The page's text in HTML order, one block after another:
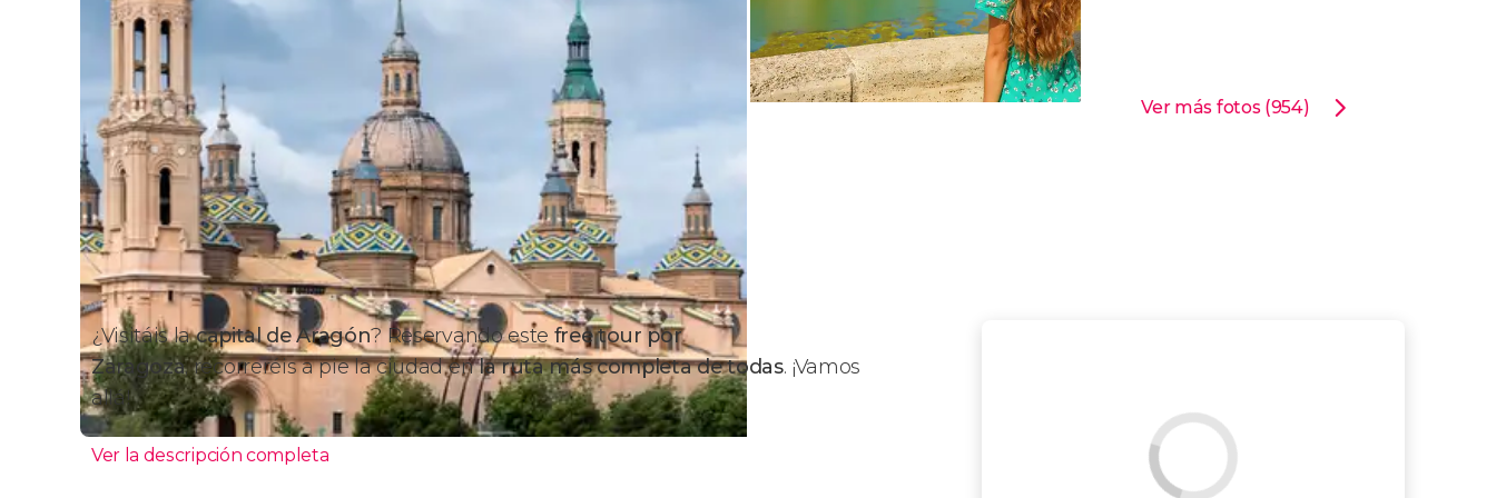
Ver más fotos (954)
¿Visitáis lacapital de Aragón? Reservando este free tour por
Zaragoza, recorreréis a pie la ciudad enla ruta más completa de todas. ¡Vamos
allá!
Ver la descripción completa